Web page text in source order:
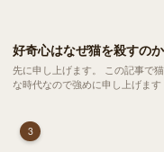
好奇心はなぜ猫を殺すの
先に申し上げます。 この記事で猫は死にません 。ことわざの話です！ センシティブ
な時代なので強めに申し上げま
3